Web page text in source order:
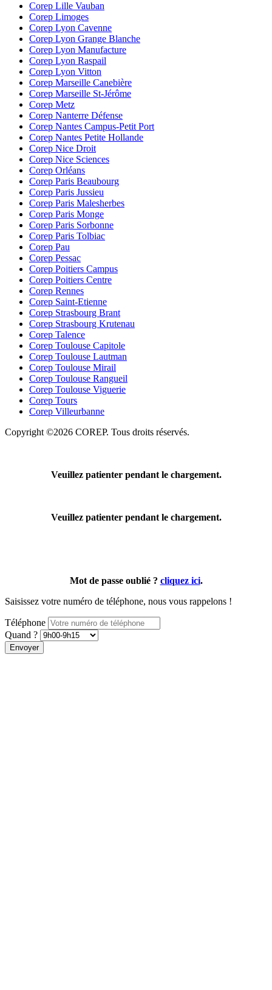
Corep Lille Vauban
Corep Limoges
Corep Lyon Cavenne
Corep Lyon Grange Blanche
Corep Lyon Manufacture
Corep Lyon Raspail
Corep Lyon Vitton
Corep Marseille Canebière
Corep Marseille St-Jérôme
Corep Metz
Corep Nanterre Défense
Corep Nantes Campus-Petit Port
Corep Nantes Petite Hollande
Corep Nice Droit
Corep Nice Sciences
Corep Orléans
Corep Paris Beaubourg
Corep Paris Jussieu
Corep Paris Malesherbes
Corep Paris Monge
Corep Paris Sorbonne
Corep Paris Tolbiac
Corep Pau
Corep Pessac
Corep Poitiers Campus
Corep Poitiers Centre
Corep Rennes
Corep Saint-Etienne
Corep Strasbourg Brant
Corep Strasbourg Krutenau
Corep Talence
Corep Toulouse Capitole
Corep Toulouse Lautman
Corep Toulouse Mirail
Corep Toulouse Rangueil
Corep Toulouse Viguerie
Corep Tours
Corep Villeurbanne
Copyright ©2026 COREP. Tous droits réservés.
Veuillez patienter pendant le chargement.
Veuillez patienter pendant le chargement.
Mot de passe oublié ? cliquez ici.
Saisissez votre numéro de téléphone, nous vous rappelons !
Téléphone
Quand ?
Envoyer